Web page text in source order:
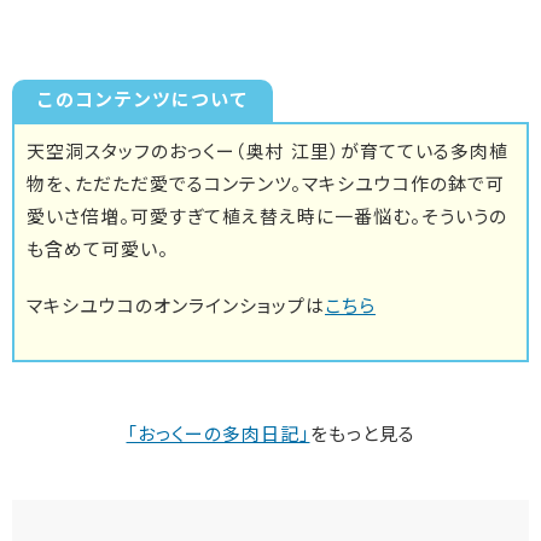
このコンテンツについて
天空洞スタッフのおっくー（奥村 江里）が育てている多肉植
物を、ただただ愛でるコンテンツ。マキシユウコ作の鉢で可
愛いさ倍増。可愛すぎて植え替え時に一番悩む。そういうの
も含めて可愛い。
マキシユウコのオンラインショップはこちら
「おっくーの多肉日記」 をもっと見る